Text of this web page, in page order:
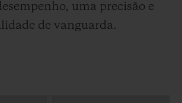
uma precisão e
de vanguarda.